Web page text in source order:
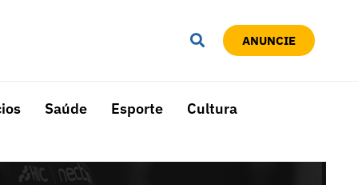
ANUNCIE
Saúde Esporte Cultura